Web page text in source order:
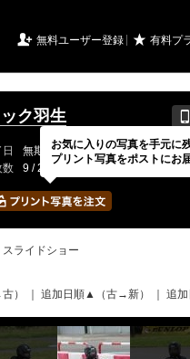
 無料ユーザー登録 ★ 有料プ
ク羽生 📱
無期限 イベントの期間
---
数 9 / 2000枚
スライドショー
） 追加日順▲（古→新） 追
お気に入りの写真を手元に
プリント写真をポストにお